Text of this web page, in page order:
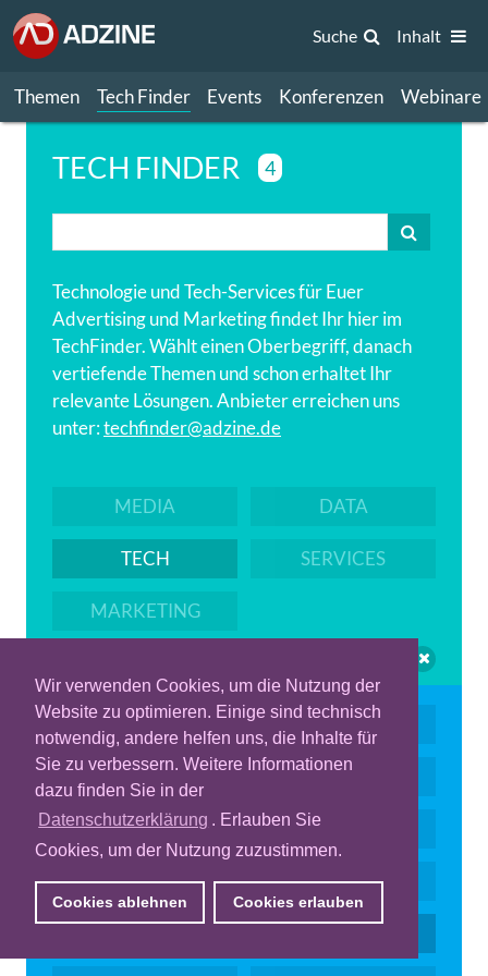
Wir verwenden Cookies, um die Nutzung der
Website zu optimieren. Einige sind technisch
notwendig, andere helfen uns, die Inhalte für
Sie zu verbessern. Weitere Informationen
dazu finden Sie in der
Datenschutzerklärung . Erlauben Sie
Cookies, um der Nutzung zuzustimmen.
Cookies ablehnen Cookies erlauben
Themen Tech Finder Events Konferenzen Webinare
Suche Inhalt
TECH FINDER 4
Technologie und Tech-Services für Euer
Advertising und Marketing findet Ihr hier im
TechFinder. Wählt einen Oberbegriff, danach
vertiefende Themen und schon erhaltet Ihr
relevante Lösungen. Anbieter erreichen uns
unter:techfinder@adzine.de
MEDIA DATA
TECH SERVICES
MARKETING
PROGRAMMATIC KI
DISPLAY ADS VIDEO & CTV
MEASUREMENT RETAIL MEDIA
ID AUDIO